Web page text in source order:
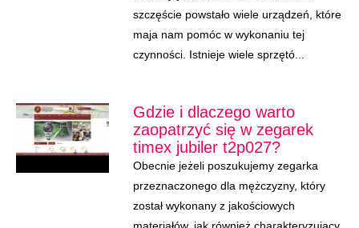
szczęście powstało wiele urządzeń, które
maja nam pomóc w wykonaniu tej
czynności. Istnieje wiele sprzętó...
Gdzie i dlaczego warto
zaopatrzyć się w zegarek
timex jubiler t2p027?
Obecnie jeżeli poszukujemy zegarka
przeznaczonego dla mężczyzny, który
został wykonany z jakościowych